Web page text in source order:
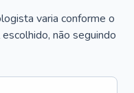
varia conforme o
não seguindo